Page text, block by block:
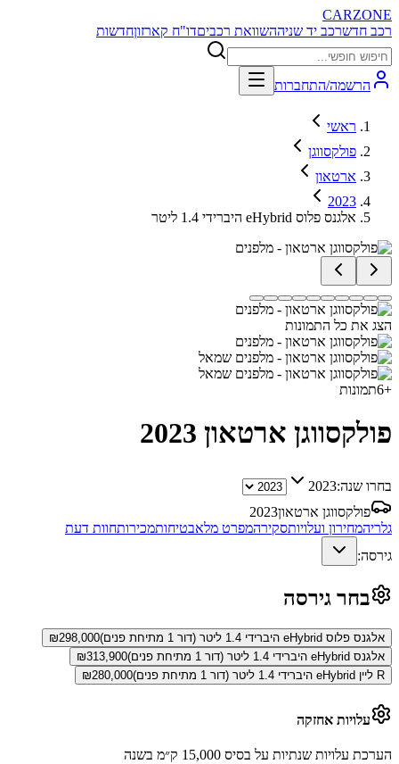
CARZONE
רכב חדשרכב יד שניההשוואת רכביםדו"ח קארזוןחדשות
הרשמה/התחברות
ראשי
פולקסווגן
ארטאון
2023
אלגנס פלוס eHybrid היברידי 1.4 ליטר
הצג את כל התמונות
+
6תמונות
פולקסווגן ארטאון 2023
בחרו שנה:2023
פולקסווגן ארטאון2023
גלריהמחירון ועלויותסקירהמפרט מלאבטיחותמכירותחוות דעת
גירסה:
בחר גירסה
אלגנס פלוס eHybrid היברידי 1.4 ליטר (דור 1 מתיחת פנים) ₪298,000
אלגנס eHybrid היברידי 1.4 ליטר (דור 1 מתיחת פנים)
₪313,900
R ליין eHybrid היברידי 1.4 ליטר (דור 1 מתיחת פנים)
₪280,000
עלויות אחזקה
הערכת עלויות שנתיות על בסיס 15,000 ק״מ בשנה